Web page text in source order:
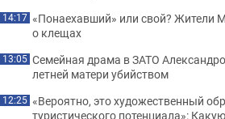
14:17 «Понаехавший» или свой? Жители
о клещах
13:05 Семейная драма в ЗАТО
летней матери убийством
12:25 «Вероятно, это художественный
туристического потенциала»: